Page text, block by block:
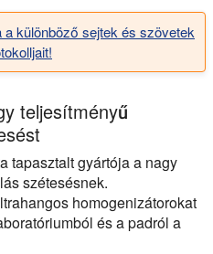
a különböző sejtek és szövetek
teljesítményű
tapasztalt gyártója a nagy
szétesésnek.
homogenizátorokat
és a padról a